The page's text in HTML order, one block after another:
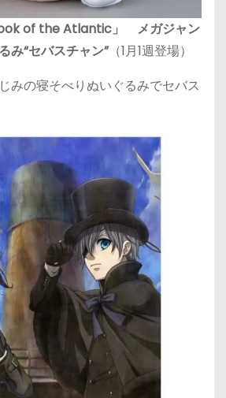
of the Atlantic」 メガジャン
み“セバスチャン”（1月1週登場）
みの寝そべりぬいぐるみでセバス